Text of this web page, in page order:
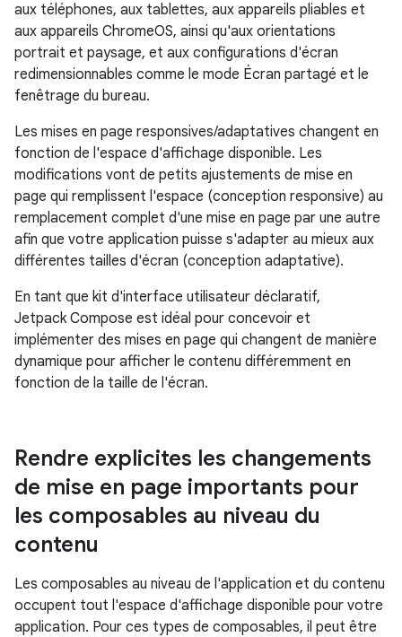
aux téléphones, aux tablettes, aux appareils pliables et
aux appareils ChromeOS, ainsi qu'aux orientations
portrait et paysage, et aux configurations d'écran
redimensionnables comme le mode Écran partagé et le
fenêtrage du bureau.
Les mises en page responsives/adaptatives changent en
fonction de l'espace d'affichage disponible. Les
modifications vont de petits ajustements de mise en
page qui remplissent l'espace (conception responsive) au
remplacement complet d'une mise en page par une autre
afin que votre application puisse s'adapter au mieux aux
différentes tailles d'écran (conception adaptative).
En tant que kit d'interface utilisateur déclaratif,
Jetpack Compose est idéal pour concevoir et
implémenter des mises en page qui changent de manière
dynamique pour afficher le contenu différemment en
fonction de la taille de l'écran.
Rendre explicites les changements
de mise en page importants pour
les composables au niveau du
contenu
Les composables au niveau de l'application et du contenu
occupent tout l'espace d'affichage disponible pour votre
application. Pour ces types de composables, il peut être